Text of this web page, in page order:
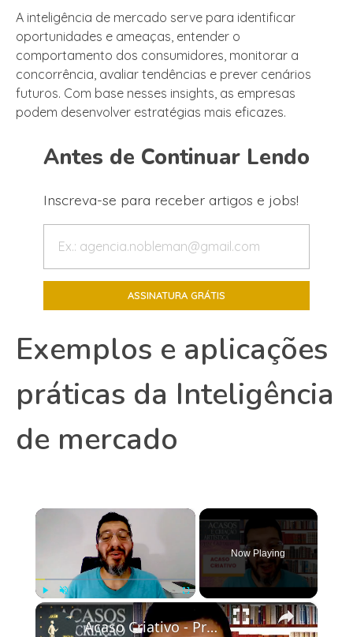
A inteligência de mercado serve para identificar
oportunidades e ameaças, entender o
comportamento dos consumidores, monitorar a
concorrência, avaliar tendências e prever cenários
futuros. Com base nesses insights, as empresas
podem desenvolver estratégias mais eficazes.
Antes de Continuar Lendo
Inscreva-se para receber artigos e jobs!
Exemplos e aplicações
práticas da Inteligência
de mercado
×
Play Unmute
Now Playing
×
Acaso Criativo - Primeiro capitulo do livro Acasos e criação artística